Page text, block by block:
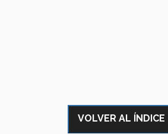
VOLVER AL ÍNDICE